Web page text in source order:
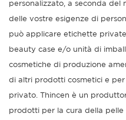
personalizzato, a seconda del
delle vostre esigenze di
può applicare etichette
beauty case e/o unità di
cosmetiche di produzione
di altri prodotti cosmetici e
privato. Thincen è un
prodotti per la cura della pelle